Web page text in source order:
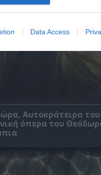
Data Access
Αυτοκράτειρα του
όπερα του